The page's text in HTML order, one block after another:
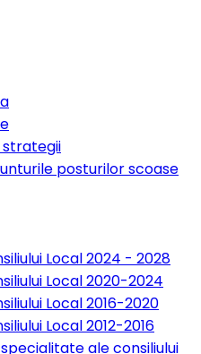
strategii
posturilor scoase
Local 2024 - 2028
Local 2020-2024
Local 2016-2020
Local 2012-2016
ale consiliului